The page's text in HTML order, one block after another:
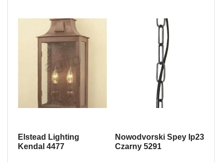
Elstead Lighting
Kendal 4477
Nowodvorski Spey Ip23
Czarny 5291